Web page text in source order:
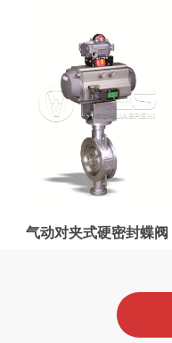
气动对夹式硬密封蝶阀